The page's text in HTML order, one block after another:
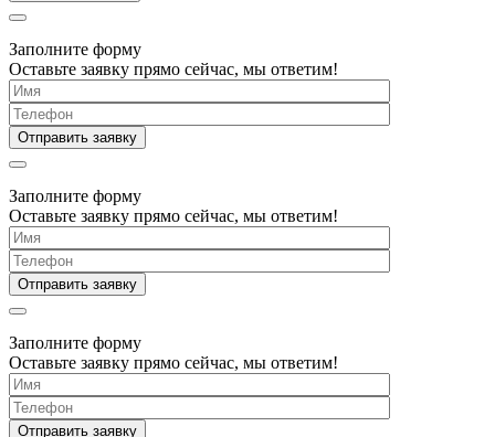
Заполните форму
Оставьте заявку прямо сейчас, мы ответим!
Заполните форму
Оставьте заявку прямо сейчас, мы ответим!
Заполните форму
Оставьте заявку прямо сейчас, мы ответим!